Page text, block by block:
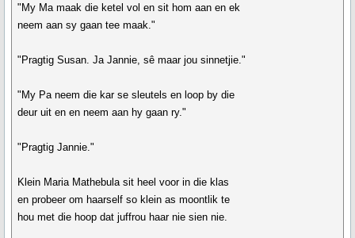
"My Ma maak die ketel vol en sit hom aan en ek
neem aan sy gaan tee maak."
"Pragtig Susan. Ja Jannie, sê maar jou sinnetjie."
"My Pa neem die kar se sleutels en loop by die
deur uit en en neem aan hy gaan ry."
"Pragtig Jannie."
Klein Maria Mathebula sit heel voor in die klas
en probeer om haarself so klein as moontlik te
hou met die hoop dat juffrou haar nie sien nie.